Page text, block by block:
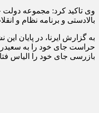
وی تاکید کرد: مجموعه دولت
بالادستی و برنامه نظام و
به گزارش ایرنا، در پایان
حراست جای خود را به
بازرسی جای خود را الیاس